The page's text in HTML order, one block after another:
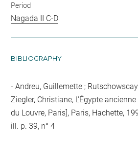
Period
Nagada II C-D
BIBLIOGRAPHY
Andreu, Guillemette ;
Ziegler, Christiane, L'Égypte
du Louvre, Paris], Paris, Hachette,
ill. p. 39, n° 4